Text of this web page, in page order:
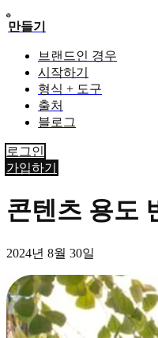
만들기
브랜드인 경우
시작하기
형식 + 도구
출처
블로그
로그인
가입하기
콘텐츠 용도
2024년 8월 30일